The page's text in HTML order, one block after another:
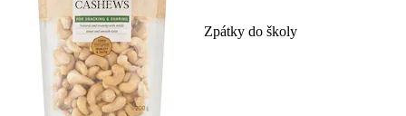
Zpátky do školy